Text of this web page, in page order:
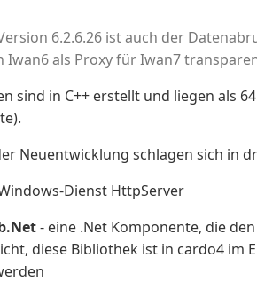
6.2.6.26 ist auch der
Iwan6 als Proxy für Iwan7
sind in C++ erstellt und liegen als
Neuentwicklung schlagen sich in
Dienst HttpServer
- eine .Net Komponente, die
diese Bibliothek ist in cardo4 im